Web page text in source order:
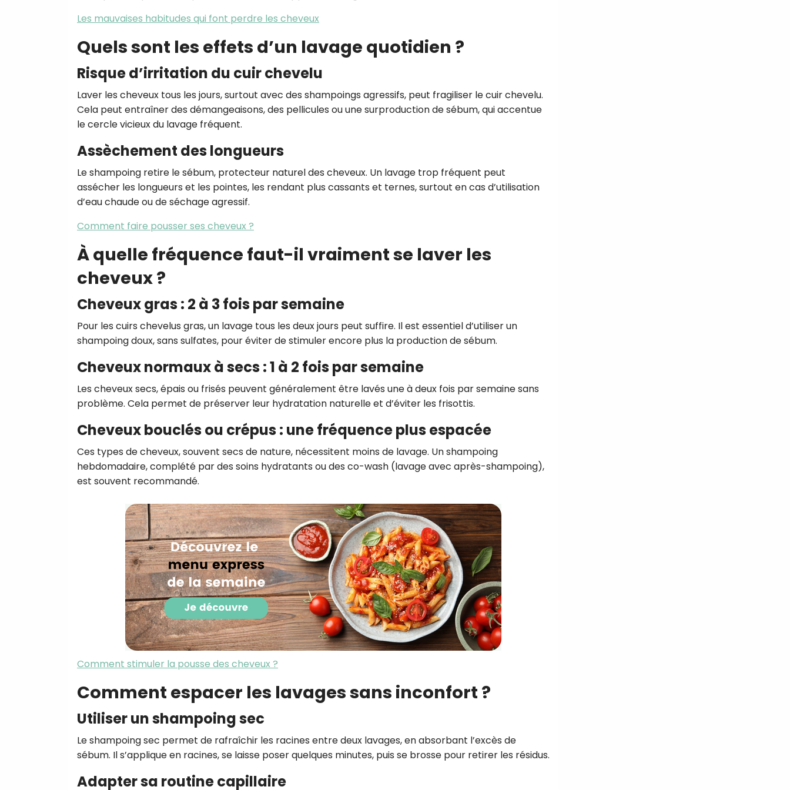
Les mauvaises habitudes qui font perdre les cheveux
Quels sont les effets d’un lavage quotidien ?
Risque d’irritation du cuir chevelu
Laver les cheveux tous les jours, surtout avec des shampoings agressifs, peut fragiliser le cuir chevelu.
Cela peut entraîner des démangeaisons, des pellicules ou une surproduction de sébum, qui accentue
le cercle vicieux du lavage fréquent.
Assèchement des longueurs
Le shampoing retire le sébum, protecteur naturel des cheveux. Un lavage trop fréquent peut
assécher les longueurs et les pointes, les rendant plus cassants et ternes, surtout en cas d’utilisation
d’eau chaude ou de séchage agressif.
Comment faire pousser ses cheveux ?
À quelle fréquence faut-il vraiment se laver les
cheveux ?
Cheveux gras : 2 à 3 fois par semaine
Pour les cuirs chevelus gras, un lavage tous les deux jours peut suffire. Il est essentiel d’utiliser un
shampoing doux, sans sulfates, pour éviter de stimuler encore plus la production de sébum.
Cheveux normaux à secs : 1 à 2 fois par semaine
Les cheveux secs, épais ou frisés peuvent généralement être lavés une à deux fois par semaine sans
problème. Cela permet de préserver leur hydratation naturelle et d’éviter les frisottis.
Cheveux bouclés ou crépus : une fréquence plus espacée
Ces types de cheveux, souvent secs de nature, nécessitent moins de lavage. Un shampoing
hebdomadaire, complété par des soins hydratants ou des co-wash (lavage avec après-shampoing),
est souvent recommandé.
Comment stimuler la pousse des cheveux ?
Comment espacer les lavages sans inconfort ?
Utiliser un shampoing sec
Le shampoing sec permet de rafraîchir les racines entre deux lavages, en absorbant l’excès de
sébum. Il s’applique en racines, se laisse poser quelques minutes, puis se brosse pour retirer les résidus.
Adapter sa routine capillaire